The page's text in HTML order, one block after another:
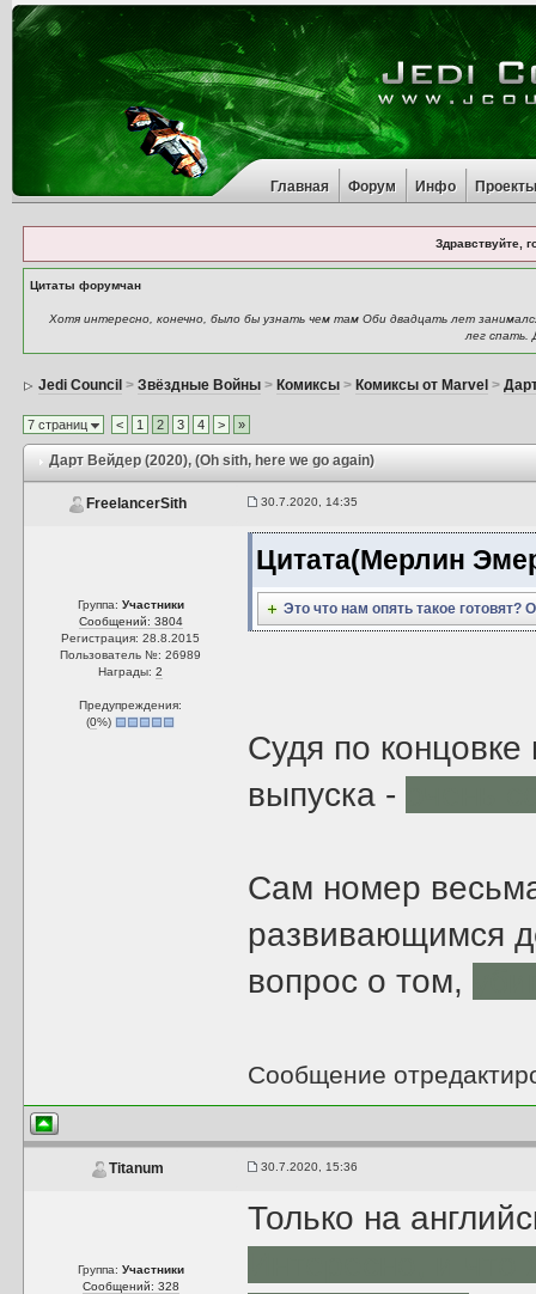
Главная Форум Инфо
Здравствуйте,
Цитаты форумчан
Хотя интересно, конечно, было бы узнать чем там Оби двадцать лет
лег спать.
Jedi Council >Звёздные Войны > Комиксы > Комиксы от Marvel >
7 страниц < 1 2 3 4 > »
Дарт Вейдер (2020), (Oh sith, here we go again)
FreelancerSith 30.7.2020, 14:35
Группа: Участники
Сообщений: 3804
Регистрация: 28.8.2015
Пользователь №: 26989
Награды:2
Предупреждения:
(0%)
Цитата(Мерлин
Это что нам опять такое готовят?
Судя по
выпуска -
Сам номер
развивающимся
вопрос о том,
Сообщение
Titanum 30.7.2020, 15:36
Группа: Участники
Сообщений: 328
Только на